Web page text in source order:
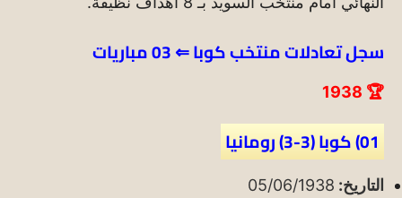
سجل تعادلات منتخب كوبا⇐ 03 مباريات
🏆 1938
01) كوبا (3-3) رومانيا
التاريخ: 05/06/1938